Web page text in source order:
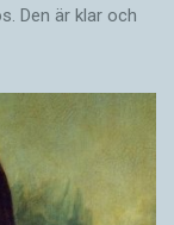
Den är klar och